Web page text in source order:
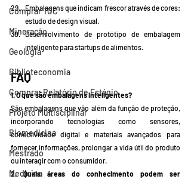
Comprar TCC
Mineração
Geologia
Biblioteconomia
Comprar Relatório de Estágio
Projeto Multisciplinar
Biomedicina
Mestrado
Medicina
Embalagens que indicam frescor através de cores:
estudo de design visual.
Desenvolvimento de protótipo de embalagem
inteligente para startups de alimentos.
FAQ
1. O que são embalagens inteligentes?
São embalagens que vão além da função de proteção,
incorporando tecnologias como sensores,
conectividade digital e materiais avançados para
fornecer informações, prolongar a vida útil do produto
ou interagir com o consumidor.
2. Quais áreas do conhecimento podem ser